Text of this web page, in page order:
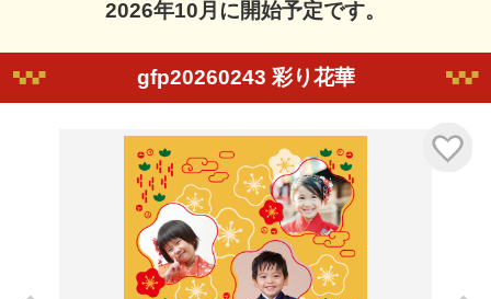
2026年10月に開始予定です。
gfp20260243 彩り花華